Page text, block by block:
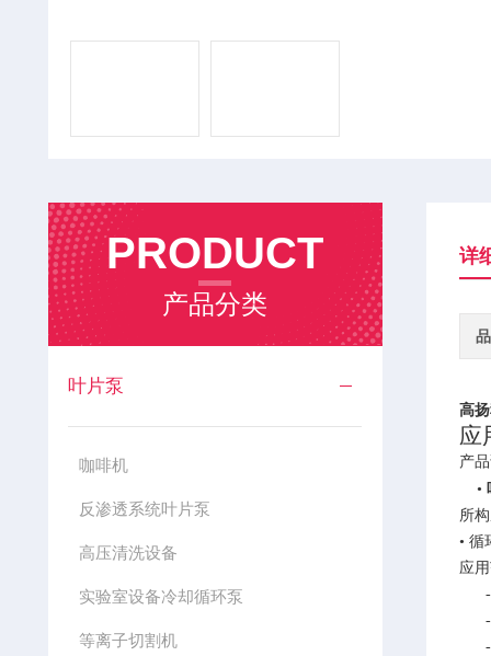
PRODUCT
产品分类
叶片泵
咖啡机
反渗透系统叶片泵
高压清洗设备
实验室设备冷却循环泵
等离子切割机
详
高
应
产
•
所
• 循
应
-
-
-